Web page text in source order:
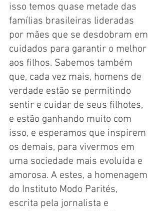
isso temos quase metade das
famílias brasileiras lideradas
por mães que se desdobram em
cuidados para garantir o melhor
aos filhos. Sabemos também
que, cada vez mais, homens de
verdade estão se permitindo
sentir e cuidar de seus filhotes,
e estão ganhando muito com
isso, e esperamos que inspirem
os demais, para vivermos em
uma sociedade mais evoluída e
amorosa. A estes, a homenagem
do Instituto Modo Parités,
escrita pela jornalista e